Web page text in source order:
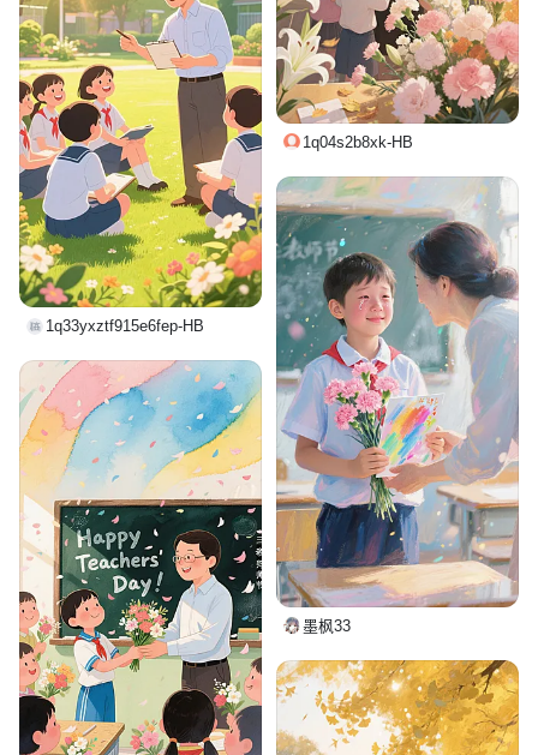
1q04s2b8xk-HB
1q33yxztf915e6fep-HB
墨枫33